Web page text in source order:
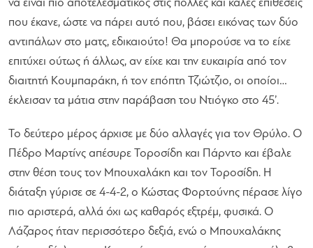
να είναι πιο αποτελεσματικός στις πολλές και καλές επιθέσεις
που έκανε, ώστε να πάρει αυτό που, βάσει εικόνας των δύο
αντιπάλων στο ματς, εδικαιούτο! Θα μπορούσε να το είχε
επιτύχει ούτως ή άλλως, αν είχε και την ευκαιρία από τον
διαιτητή Κουμπαράκη, ή τον επόπτη Τζιώτζιο, οι οποίοι…
έκλεισαν τα μάτια στην παράβαση του Ντιόγκο στο 45’.
Το δεύτερο μέρος άρχισε με δύο αλλαγές για τον Θρύλο. Ο
Πέδρο Μαρτίνς απέσυρε Τοροσίδη και Πάρντο και έβαλε
στην θέση τους τον Μπουχαλάκη και τον Τοροσίδη. Η
διάταξη γύρισε σε 4-4-2, ο Κώστας Φορτούνης πέρασε λίγο
πιο αριστερά, αλλά όχι ως καθαρός εξτρέμ, φυσικά. Ο
Λάζαρος ήταν περισσότερο δεξιά, ενώ ο Μπουχαλάκης